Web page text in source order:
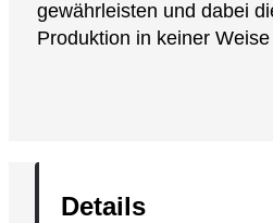
Informationen
gewährleisten und dabei
Produktion in keiner
Details